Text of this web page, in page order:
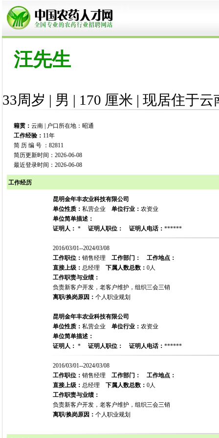
汪先生
33周岁 | 男 | 170 厘米 | 现居住于云
籍贯： 云南 | 户口所在地：昭通
工作经验： 11年
简 历 编 号 ：82811
简历更新时间：2026-06-08
最近登录时间：2026-06-08
工作经历
昆明金年丰农业科技有限公司
单位性质： 私营企业 单位行业： 农资业
单位简单描述：
证明人： * 证明人职位： 证明人电话： ******
2016/03/01--2024/03/08
工作职位： 销售经理 工作部门：
工作地点：
直接上级： 总经理 下属人数总数： 0人
工作职责与业绩：
负责新客户开发，老客户维护，组织三会三销
离职/换岗原因： 个人职业规划
昆明金年丰农业科技有限公司
单位性质： 私营企业 单位行业： 农资业
单位简单描述：
证明人： * 证明人职位： 证明人电话： ******
2016/03/01--2024/03/08
工作职位： 销售经理 工作部门：
工作地点：
直接上级： 总经理 下属人数总数： 0人
工作职责与业绩：
负责新客户开发，老客户维护，组织三会三销
离职/换岗原因： 个人职业规划